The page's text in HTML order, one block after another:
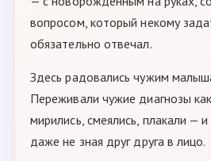
вопросом, который некому
обязательно отвечал.
Здесь радовались чужим
Переживали чужие диагнозы
мирились, смеялись, плакали —
даже не зная друг друга в лицо.